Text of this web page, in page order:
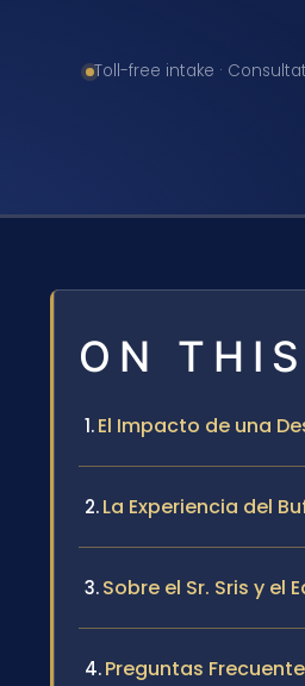
Toll-free intake ·
ON
El Impacto de una
La Experiencia del
Sobre el Sr. Sris y el
Preguntas